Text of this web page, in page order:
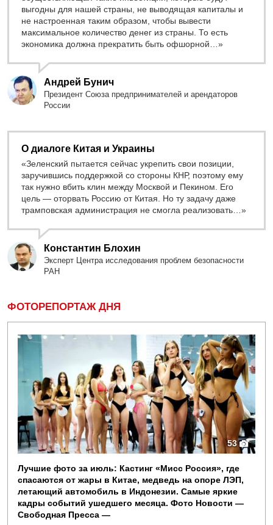
выгодны для нашей страны, не выводящая капиталы и
не настроенная таким образом, чтобы вывести
максимальное количество денег из страны. То есть
экономика должна прекратить быть офшорной…»
Андрей Бунич
Президент Союза предпринимателей и арендаторов
России
О диалоге Китая и Украины
«Зеленский пытается сейчас укрепить свои позиции,
заручившись поддержкой со стороны КНР, поэтому ему
так нужно вбить клин между Москвой и Пекином. Его
цель — оторвать Россию от Китая. Но ту задачу даже
трамповская администрация не смогла реализовать…»
Константин Блохин
Эксперт Центра исследования проблем безопасности
РАН
ФОТОРЕПОРТАЖ ДНЯ
53
Лучшие фото за июль: Кастинг «Мисс Россия», где
спасаются от жары в Китае, медведь на опоре ЛЭП,
летающий автомобиль в Индонезии. Самые яркие
кадры событий ушедшего месяца. Фото Новости —
Свободная Пресса —